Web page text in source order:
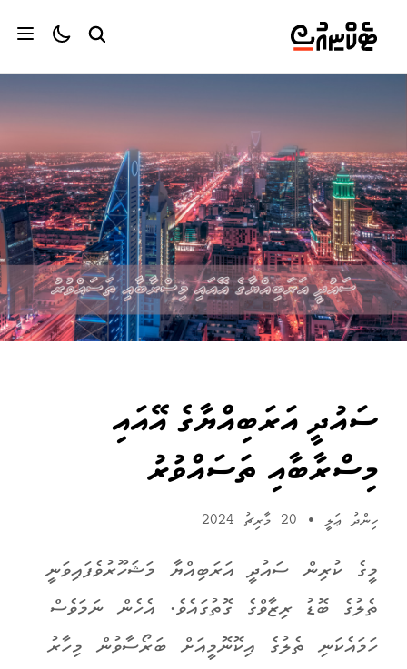
ސައުދީ އަރަބިއްޔާގެ އޭއައި
މިސްރާބާއި ތަސައްވުރު
ހިންދު ޢަލީ •
މީގެ ކުރިން ސައުދީ އަރަބިއްޔާ މަޝަހޫރުވެފައިވަނީ
ތެލުގެ ބޮޑު ރިޒާވްގެ ގޮތުގައެވެ. އެހެން ނަމަވެސް
ހަމައެކަނި ތެލުގެ އިކޮނޮމީއަށް ބަރޯސާވުން މިހާރު